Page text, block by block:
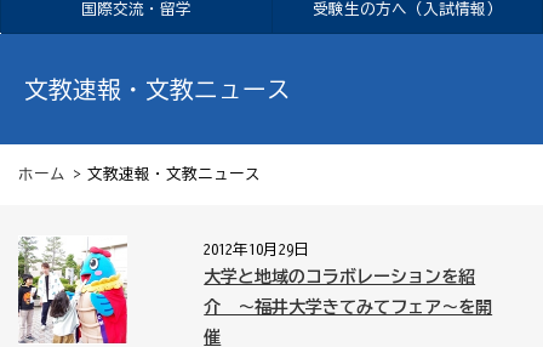
国際交流・留学 受験生の方へ（入試情報）
文教速報・文教ニュース
ホーム > 文教速報・文教ニュース
2012年10月29日
大学と地域のコラボレーションを紹
介 〜福井大学きてみてフェア〜を開
催